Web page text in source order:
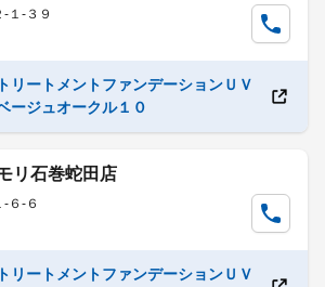
１-３９
ートメントファンデーションＵＶ
ージュオークル１０
リ石巻蛇田店
６-６
ートメントファンデーションＵＶ